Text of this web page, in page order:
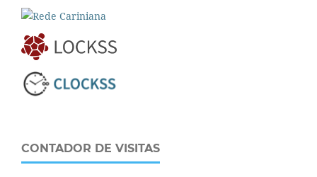
CONTADOR DE VISITAS